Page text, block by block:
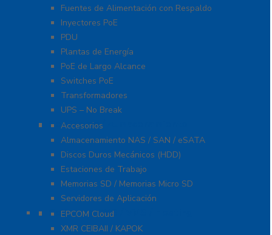
Fuentes de Alimentación con Respaldo
Inyectores PoE
PDU
Plantas de Energía
PoE de Largo Alcance
Switches PoE
Transformadores
UPS – No Break
Servidores / Almacenamiento
Accesorios
Almacenamiento NAS / SAN / eSATA
Discos Duros Mecánicos (HDD)
Estaciones de Trabajo
Memorias SD / Memorias Micro SD
Servidores de Aplicación
Software CMS / VMS / Hosting
EPCOM Cloud
XMR CEIBAII / KAPOK